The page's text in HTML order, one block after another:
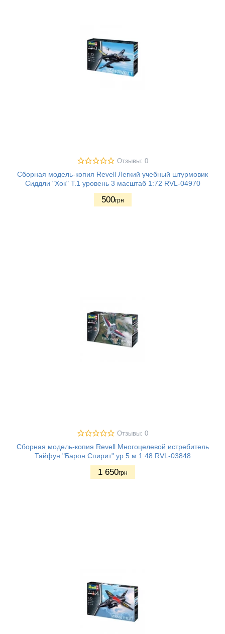
Отзывы: 0
Сборная модель-копия Revell Легкий учебный штурмовик
Сиддли "Хок" T.1 уровень 3 масштаб 1:72 RVL-04970
500грн
Отзывы: 0
Сборная модель-копия Revell Многоцелевой истребитель
Тайфун "Барон Спирит" ур 5 м 1:48 RVL-03848
1 650грн